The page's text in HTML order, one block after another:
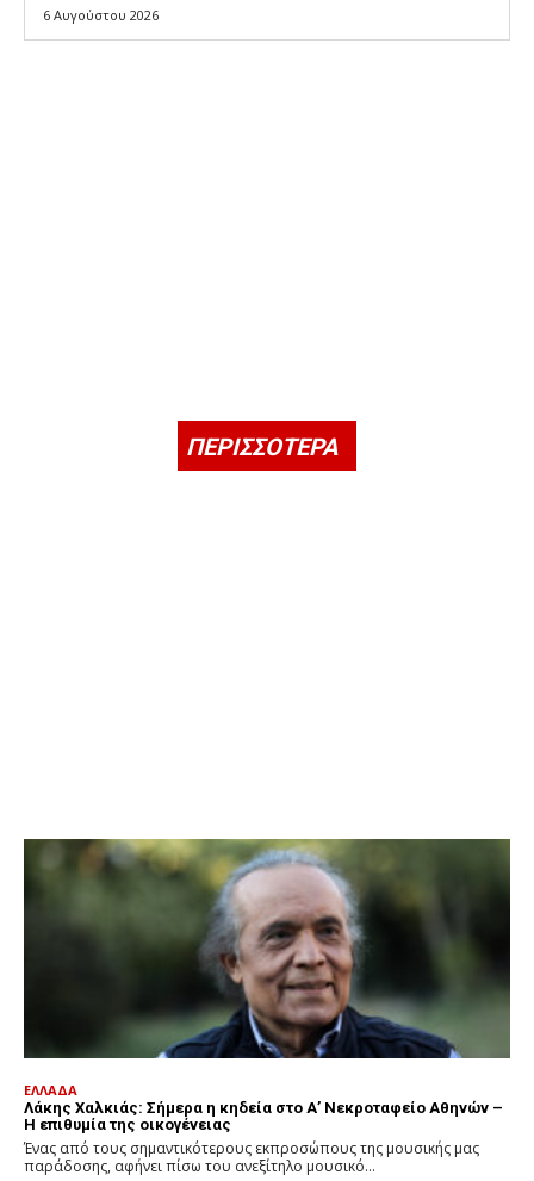
6 Αυγούστου 2026
ΠΕΡΙΣΣΟΤΕΡΑ
ΕΛΛΑΔΑ
Λάκης Χαλκιάς: Σήμερα η κηδεία στο Α’ Νεκροταφείο Αθηνών –
Η επιθυμία της οικογένειας
Ένας από τους σημαντικότερους εκπροσώπους της μουσικής μας
παράδοσης, αφήνει πίσω του ανεξίτηλο μουσικό...